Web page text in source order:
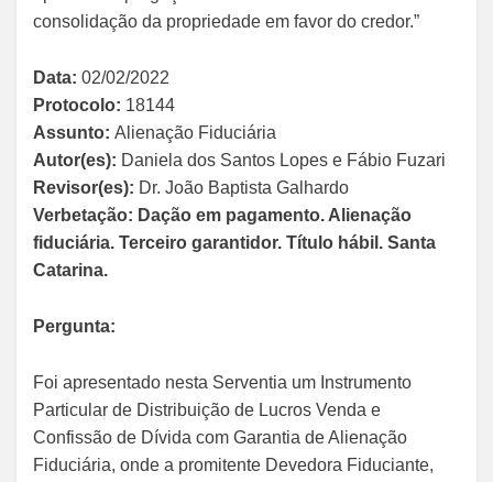
consolidação da propriedade em favor do credor.”
Data: 02/02/2022
Protocolo: 18144
Assunto: Alienação Fiduciária
Autor(es): Daniela dos Santos Lopes e Fábio Fuzari
Revisor(es): Dr. João Baptista Galhardo
Verbetação: Dação em pagamento. Alienação
fiduciária. Terceiro garantidor. Título hábil. Santa
Catarina.
Pergunta:
Foi apresentado nesta Serventia um Instrumento
Particular de Distribuição de Lucros Venda e
Confissão de Dívida com Garantia de Alienação
Fiduciária, onde a promitente Devedora Fiduciante,